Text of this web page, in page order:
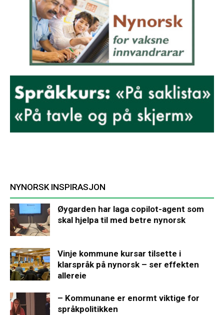
NYNORSK INSPIRASJON
Øygarden har laga copilot-agent som
skal hjelpa til med betre nynorsk
Vinje kommune kursar tilsette i
klarspråk på nynorsk – ser effekten
allereie
– Kommunane er enormt viktige for
språkpolitikken